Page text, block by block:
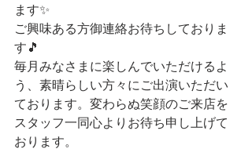
ます✨
ご興味ある方御連絡お待ちしておりま
す🎵
毎月みなさまに楽しんでいただけるよ
う、素晴らしい方々にご出演いただい
ております。変わらぬ笑顔のご来店を
スタッフ一同心よりお待ち申し上げて
おります。